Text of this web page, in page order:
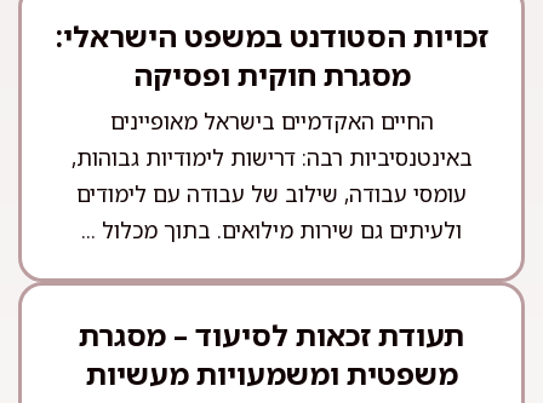
זכויות הסטודנט במשפט הישראלי:
מסגרת חוקית ופסיקה
החיים האקדמיים בישראל מאופיינים
באינטנסיביות רבה: דרישות לימודיות גבוהות,
עומסי עבודה, שילוב של עבודה עם לימודים
ולעיתים גם שירות מילואים. בתוך מכלול ...
תעודת זכאות לסיעוד – מסגרת
משפטית ומשמעויות מעשיות